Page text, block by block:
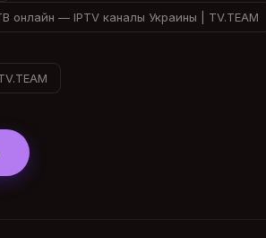
онлайн — IPTV каналы Украины | TV.TEAM